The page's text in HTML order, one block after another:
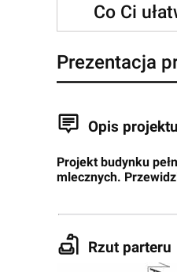
Co Ci
Prezentacja
Opis projektu
Projekt budynku
mlecznych.
Rzut parteru